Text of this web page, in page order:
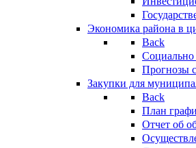
Экономика района в
Back
Социально
Прогнозы
Закупки для
Back
План
Отчет об